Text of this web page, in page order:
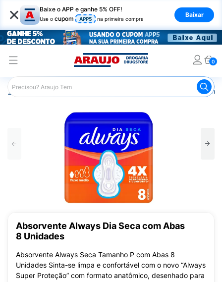
× Baixe o APP e ganhe 5% OFF!
Use o cupom APP5 na primeira compra
Baixar
0
Araujo Higiene Pessoal Absorvente
Absorvente Always Dia Seca com Abas
8 Unidades
Absorvente Always Seca Tamanho P com Abas 8
Unidades Sinta-se limpa e confortável com o novo “Always
Super Proteção” com formato anatômico, desenhado para